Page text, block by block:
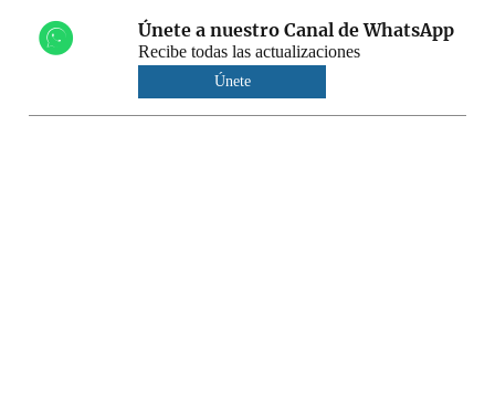
Únete a nuestro Canal de WhatsApp
Recibe todas las actualizaciones
Únete